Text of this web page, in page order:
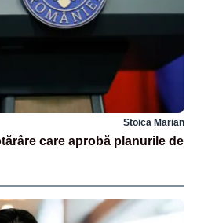
Stoica Marian
care aprobă planurile de